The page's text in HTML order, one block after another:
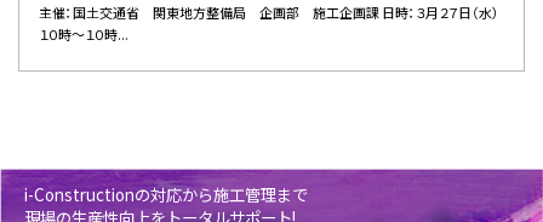
主催：国土交通省 関東地方整備局 企画部 施工企画課 日時：３月２７日（水）
１０時～１０時...
i-Constructionの対応から施工管理まで